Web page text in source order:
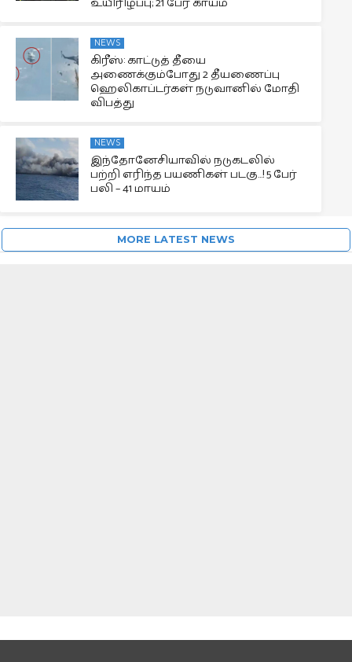
NEWS
கிரீஸ்: காட்டுத் தீயை
அணைக்கும்போது 2 தீயணைப்பு
ஹெலிகாப்டர்கள் நடுவானில் மோதி
விபத்து
NEWS
இந்தோனேசியாவில் நடுகடலில்
பற்றி எரிந்த பயணிகள் படகு…! 5 பேர்
பலி – 41 மாயம்
MORE LATEST NEWS